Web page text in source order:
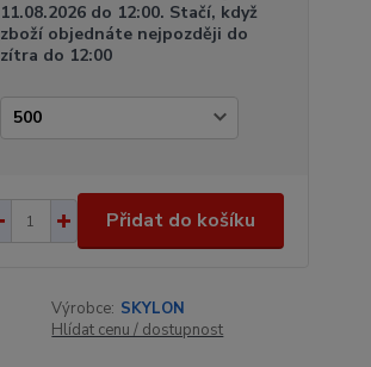
11.08.2026 do 12:00. Stačí, když
zboží objednáte nejpozději do
zítra do 12:00
Přidat do košíku
Výrobce: SKYLON
Hlídat cenu / dostupnost